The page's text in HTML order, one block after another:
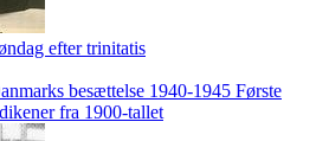
efter trinitatis
besættelse 1940-1945 Første
fra 1900-tallet